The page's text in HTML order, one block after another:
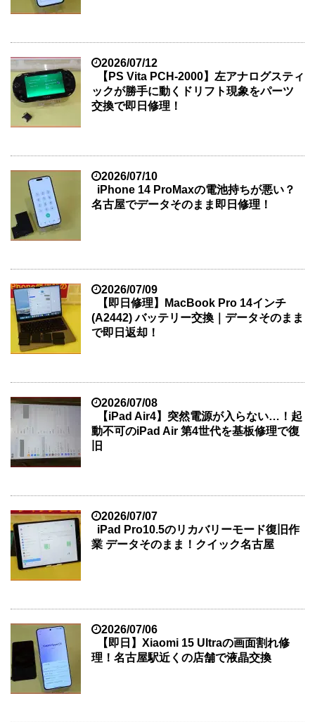
2026/07/12
【PS Vita PCH-2000】左アナログスティ
ックが勝手に動くドリフト現象をパーツ
交換で即日修理！
2026/07/10
iPhone 14 ProMaxの電池持ちが悪い？
名古屋でデータそのまま即日修理！
2026/07/09
【即日修理】MacBook Pro 14インチ
(A2442) バッテリー交換｜データそのまま
で即日返却！
2026/07/08
【iPad Air4】突然電源が入らない…！起
動不可のiPad Air 第4世代を基板修理で復
旧
2026/07/07
iPad Pro10.5のリカバリーモード復旧作
業 データそのまま！クイック名古屋
2026/07/06
【即日】Xiaomi 15 Ultraの画面割れ修
理！名古屋駅近くの店舗で液晶交換